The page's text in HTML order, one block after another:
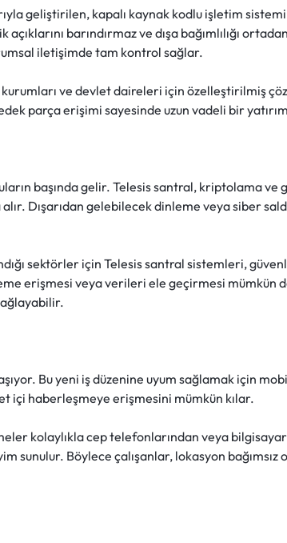
geliştirilen, kapalı kaynak kodlu işletim
barındırmaz ve dışa bağımlılığı
iletişimde tam kontrol sağlar.
ve devlet daireleri için özelleştirilmiş
parça erişimi sayesinde uzun vadeli bir
başında gelir. Telesis santral, kriptolama
Dışarıdan gelebilecek dinleme veya siber
sektörler için Telesis santral sistemleri,
erişmesi veya verileri ele geçirmesi mümkün
Bu yeni iş düzenine uyum sağlamak için
içi haberleşmeye erişmesini mümkün kılar.
kolaylıkla cep telefonlarından veya
sunulur. Böylece çalışanlar, lokasyon